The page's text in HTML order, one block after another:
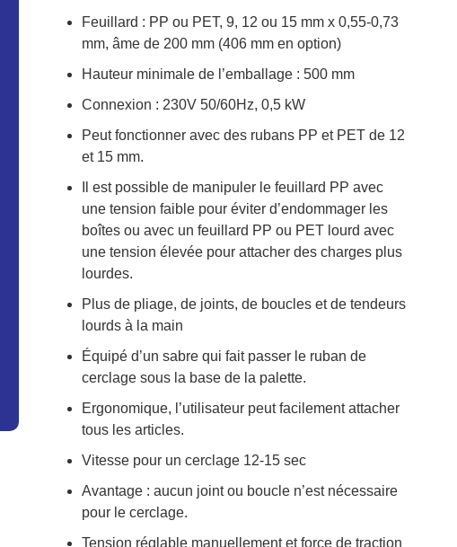
Feuillard : PP ou PET, 9, 12 ou 15 mm x 0,55-0,73
mm, âme de 200 mm (406 mm en option)
Hauteur minimale de l’emballage : 500 mm
Connexion : 230V 50/60Hz, 0,5 kW
Peut fonctionner avec des rubans PP et PET de 12
et 15 mm.
Il est possible de manipuler le feuillard PP avec
une tension faible pour éviter d’endommager les
boîtes ou avec un feuillard PP ou PET lourd avec
une tension élevée pour attacher des charges plus
lourdes.
Plus de pliage, de joints, de boucles et de tendeurs
lourds à la main
Équipé d’un sabre qui fait passer le ruban de
cerclage sous la base de la palette.
Ergonomique, l’utilisateur peut facilement attacher
tous les articles.
Vitesse pour un cerclage 12-15 sec
Avantage : aucun joint ou boucle n’est nécessaire
pour le cerclage.
Tension réglable manuellement et force de traction